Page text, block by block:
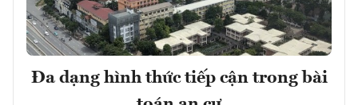
Đa dạng hình thức tiếp cận trong bài